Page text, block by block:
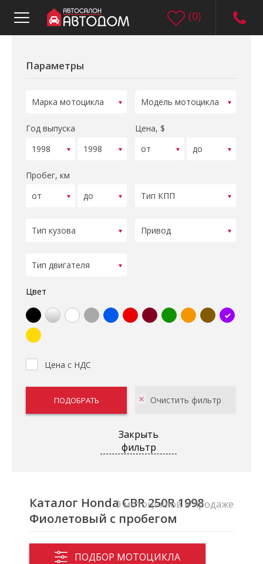
(0)
Параметры
Год выпуска Цена, $
Пробег, км
Цвет
Цена с НДС
Закрыть
фильтр
Каталог Honda CBR 250R 1998
Фиолетовый с пробегом
ПОДБОР МОТОЦИКЛА
0 мотоциклов в продаже